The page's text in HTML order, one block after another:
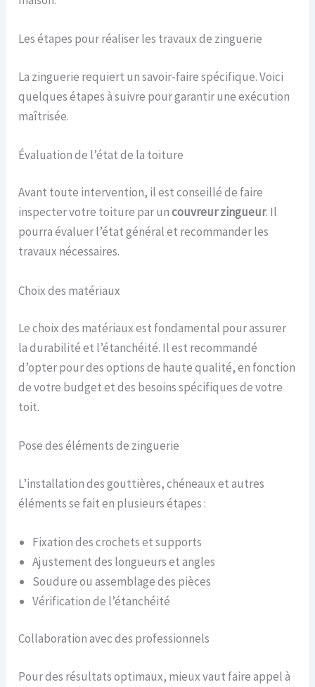
Les étapes pour réaliser les travaux de zinguerie
La zinguerie requiert un savoir-faire spécifique. Voici
quelques étapes à suivre pour garantir une exécution
maîtrisée.
Évaluation de l’état de la toiture
Avant toute intervention, il est conseillé de faire
inspecter votre toiture par uncouvreur zingueur. Il
pourra évaluer l’état général et recommander les
travaux nécessaires.
Choix des matériaux
Le choix des matériaux est fondamental pour assurer
la durabilité et l’étanchéité. Il est recommandé
d’opter pour des options de haute qualité, en fonction
de votre budget et des besoins spécifiques de votre
toit.
Pose des éléments de zinguerie
L’installation des gouttières, chéneaux et autres
éléments se fait en plusieurs étapes :
Fixation des crochets et supports
Ajustement des longueurs et angles
Soudure ou assemblage des pièces
Vérification de l’étanchéité
Collaboration avec des professionnels
Pour des résultats optimaux, mieux vaut faire appel à